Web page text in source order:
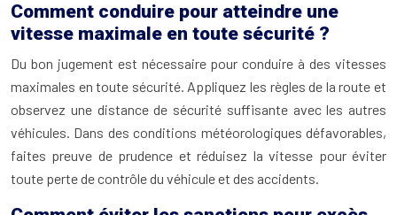
Comment conduire pour atteindre une
vitesse maximale en toute sécurité ?
Du bon jugement est nécessaire pour conduire à des vitesses
maximales en toute sécurité. Appliquez les règles de la route et
observez une distance de sécurité suffisante avec les autres
véhicules. Dans des conditions météorologiques défavorables,
faites preuve de prudence et réduisez la vitesse pour éviter
toute perte de contrôle du véhicule et des accidents.